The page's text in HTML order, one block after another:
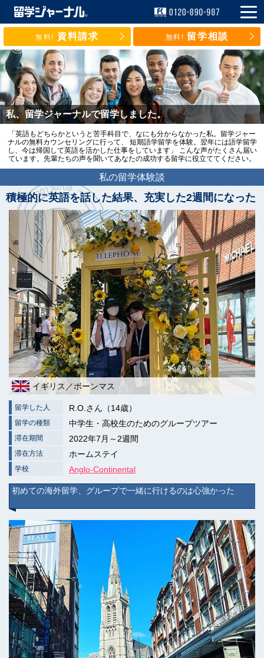
無料! 資料請求 無料! 留学相談
私、留学ジャーナルで留学しました。
「英語もどちらかというと苦手科目で、なにも分からなかった私。留学ジャー
ナルの無料カウンセリングに行って、 短期語学留学を体験。翌年には語学留学
し、今は帰国して英語を活かした仕事をしています」 こんな声がたくさん届い
ています。先輩たちの声を聞いてあなたの成功する留学に役立ててください。
私の留学体験談
積極的に英語を話した結果、充実した2週間になった
イギリス／ボーンマス
留学した人 R.O.さん（14歳）
留学の種類 中学生・高校生のためのグループツアー
滞在期間 2022年7月～2週間
滞在方法 ホームステイ
学校 Anglo-Continental
初めての海外留学、グループで一緒に行けるのは心強かった